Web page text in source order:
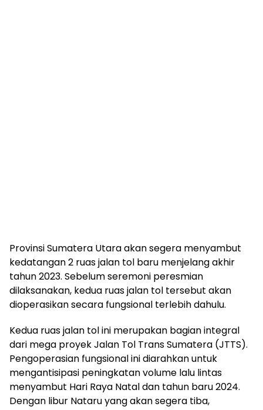
Provinsi Sumatera Utara akan segera menyambut
kedatangan 2 ruas jalan tol baru menjelang akhir
tahun 2023. Sebelum seremoni peresmian
dilaksanakan, kedua ruas jalan tol tersebut akan
dioperasikan secara fungsional terlebih dahulu.
Kedua ruas jalan tol ini merupakan bagian integral
dari mega proyek Jalan Tol Trans Sumatera (JTTS).
Pengoperasian fungsional ini diarahkan untuk
mengantisipasi peningkatan volume lalu lintas
menyambut Hari Raya Natal dan tahun baru 2024.
Dengan libur Nataru yang akan segera tiba,